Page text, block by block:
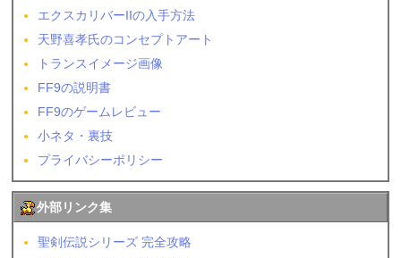
エクスカリバーIIの入手方法
天野喜孝氏のコンセプトアート
トランスイメージ画像
FF9の説明書
FF9のゲームレビュー
小ネタ・裏技
プライバシーポリシー
外部リンク集
聖剣伝説シリーズ 完全攻略